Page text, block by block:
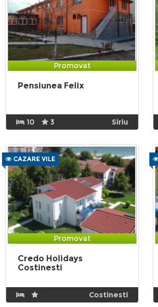
Promovat
Pensiunea Felix
10 3 Siriu
CAZARE VILE
Promovat
Credo Holidays
Costinesti
Costinesti